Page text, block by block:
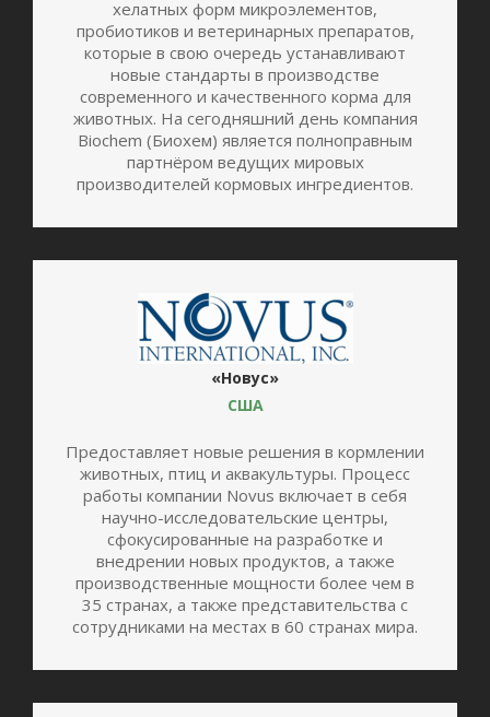
хелатных форм микроэлементов,
пробиотиков и ветеринарных препаратов,
которые в свою очередь устанавливают
новые стандарты в производстве
современного и качественного корма для
животных. На сегодняшний день компания
Biochem (Биохем) является полноправным
партнёром ведущих мировых
производителей кормовых ингредиентов.
«Новус»
США
Предоставляет новые решения в кормлении
животных, птиц и аквакультуры. Процесс
работы компании Novus включает в себя
научно-исследовательские центры,
сфокусированные на разработке и
внедрении новых продуктов, а также
производственные мощности более чем в
35 странах, а также представительства с
сотрудниками на местах в 60 странах мира.